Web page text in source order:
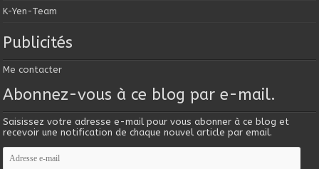
K-Yen-Team
Publicités
Me contacter
Abonnez-vous à ce blog par e-mail.
Saisissez votre adresse e-mail pour vous abonner à ce blog et
recevoir une notification de chaque nouvel article par email.
Adresse
e-